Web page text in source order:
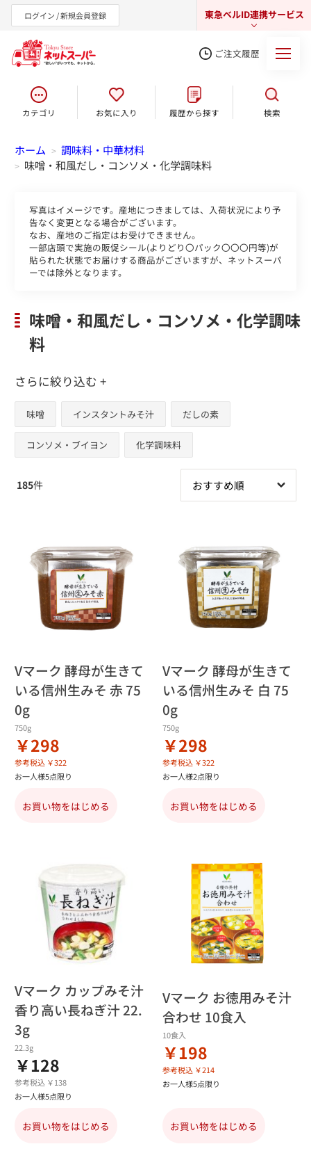
ログイン / 新規会員登録 東急ベルID連携サービス
東急オンラインショップ
ご注文履歴
カテゴリ お気に入り 履歴から探す 検索
ホーム > 調味料・中華材料
> 味噌・和風だし・コンソメ・化学調味料
写真はイメージです。産地につきましては、入荷状況により予
告なく変更となる場合がございます。
なお、産地のご指定はお受けできません。
一部店頭で実施の販促シール(よりどり〇パック〇〇〇円等)が
貼られた状態でお届けする商品がございますが、ネットスーパ
ーでは除外となります。
味噌・和風だし・コンソメ・化学調味
料
さらに絞り込む +
味噌 インスタントみそ汁 だしの素
コンソメ・ブイヨン 化学調味料
185件
Vマーク 酵母が生きて
いる信州生みそ 赤 75
0g
750g
￥298
参考税込 ￥322
お一人様5点限り
お買い物をはじめる
Vマーク 酵母が生きて
いる信州生みそ 白 75
0g
750g
￥298
参考税込 ￥322
お一人様2点限り
お買い物をはじめる
Vマーク カップみそ汁
香り高い長ねぎ汁 22.
3g
22.3g
￥128
参考税込 ￥138
お一人様5点限り
お買い物をはじめる
Vマーク お徳用みそ汁
合わせ 10食入
10食入
￥198
参考税込 ￥214
お一人様5点限り
お買い物をはじめる